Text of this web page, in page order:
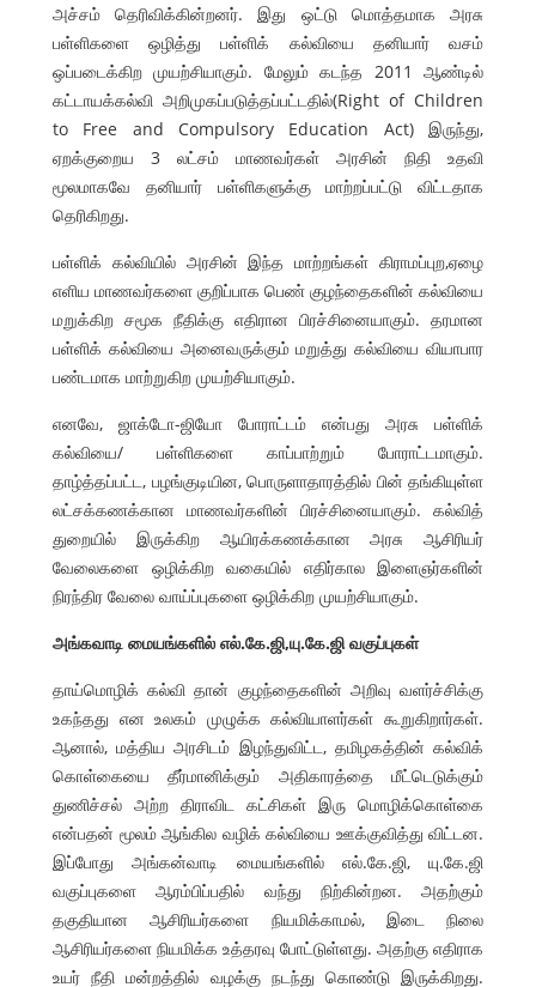
அச்சம் தெரிவிக்கின்றனர். இது ஒட்டு மொத்தமாக அரசு
பள்ளிகளை ஒழித்து பள்ளிக் கல்வியை தனியார் வசம்
ஒப்படைக்கிற முயற்சியாகும். மேலும் கடந்த 2011 ஆண்டில்
கட்டாயக்கல்வி அறிமுகப்படுத்தப்பட்டதில்(Right of Children
to Free and Compulsory Education Act) இருந்து,
ஏறக்குறைய 3 லட்சம் மாணவர்கள் அரசின் நிதி உதவி
மூலமாகவே தனியார் பள்ளிகளுக்கு மாற்றப்பட்டு விட்டதாக
தெரிகிறது.
பள்ளிக் கல்வியில் அரசின் இந்த மாற்றங்கள் கிராமப்புற,ஏழை
எளிய மாணவர்களை குறிப்பாக பெண் குழந்தைகளின் கல்வியை
மறுக்கிற சமூக நீதிக்கு எதிரான பிரச்சினையாகும். தரமான
பள்ளிக் கல்வியை அனைவருக்கும் மறுத்து கல்வியை வியாபார
பண்டமாக மாற்றுகிற முயற்சியாகும்.
எனவே, ஜாக்டோ-ஜியோ போராட்டம் என்பது அரசு பள்ளிக்
கல்வியை/ பள்ளிகளை காப்பாற்றும் போராட்டமாகும்.
தாழ்த்தப்பட்ட, பழங்குடியின, பொருளாதாரத்தில் பின் தங்கியுள்ள
லட்சக்கணக்கான மாணவர்களின் பிரச்சினையாகும். கல்வித்
துறையில் இருக்கிற ஆயிரக்கணக்கான அரசு ஆசிரியர்
வேலைகளை ஒழிக்கிற வகையில் எதிர்கால இளைஞர்களின்
நிரந்திர வேலை வாய்ப்புகளை ஒழிக்கிற முயற்சியாகும்.
அங்கவாடி மையங்களில் எல்.கே.ஜி,யு.கே.ஜி வகுப்புகள்
தாய்மொழிக் கல்வி தான் குழந்தைகளின் அறிவு வளர்ச்சிக்கு
உகந்தது என உலகம் முழுக்க கல்வியாளர்கள் கூறுகிறார்கள்.
ஆனால், மத்திய அரசிடம் இழந்துவிட்ட, தமிழகத்தின் கல்விக்
கொள்கையை தீர்மானிக்கும் அதிகாரத்தை மீட்டெடுக்கும்
துணிச்சல் அற்ற திராவிட கட்சிகள் இரு மொழிக்கொள்கை
என்பதன் மூலம் ஆங்கில வழிக் கல்வியை ஊக்குவித்து விட்டன.
இப்போது அங்கன்வாடி மையங்களில் எல்.கே.ஜி, யு.கே.ஜி
வகுப்புகளை ஆரம்பிப்பதில் வந்து நிற்கின்றன. அதற்கும்
தகுதியான ஆசிரியர்களை நியமிக்காமல், இடை நிலை
ஆசிரியர்களை நியமிக்க உத்தரவு போட்டுள்ளது. அதற்கு எதிராக
உயர் நீதி மன்றத்தில் வழக்கு நடந்து கொண்டு இருக்கிறது.